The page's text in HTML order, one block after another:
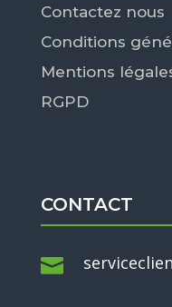
Contactez nous
Conditions
Mentions
RGPD
CONTACT
